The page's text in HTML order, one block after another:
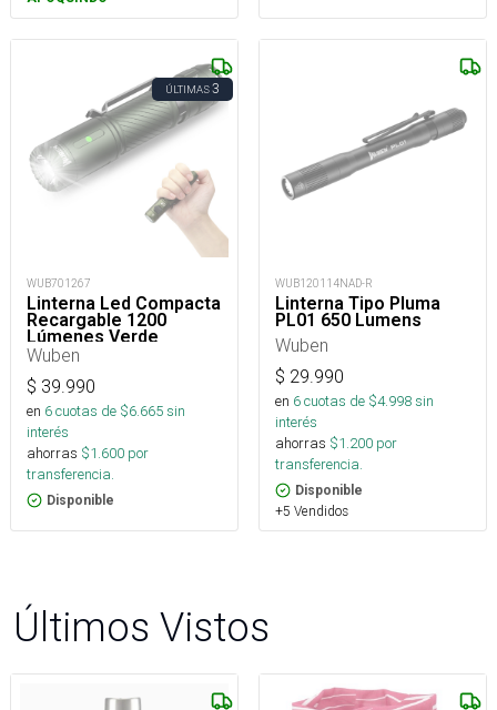
ÚLTIMAS3
WUB701267
Linterna Led Compacta
Recargable 1200
Lúmenes Verde
Wuben
$ 39.990
en 6cuotas de $6.665sin
interés
ahorras $1.600 por
transferencia.
Disponible
WUB120114NAD-R
Linterna Tipo Pluma
PL01 650 Lumens
Wuben
$ 29.990
en 6cuotas de $4.998sin
interés
ahorras $1.200 por
transferencia.
Disponible
+5 Vendidos
Últimos Vistos